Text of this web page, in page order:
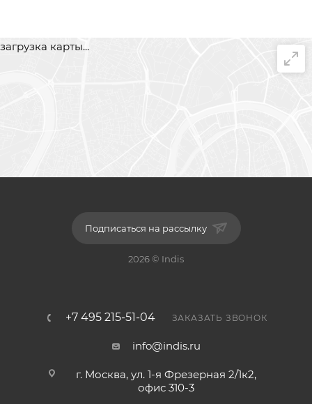
загрузка карты...
Подписаться на рассылку
2026 © Indis
+7 495 215-51-04 ЗАКАЗАТЬ ЗВОНОК
info@indis.ru
г. Москва, ул. 1-я Фрезерная 2/1к2,
офис 310-3